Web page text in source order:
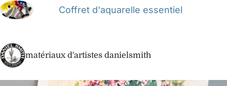
Coffret d'aquarelle essentiel
matériaux d'artistes danielsmith